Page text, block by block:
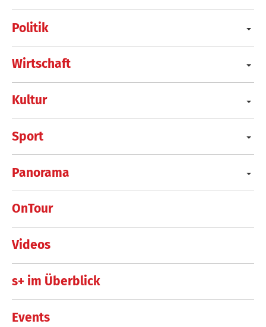
Politik
Wirtschaft
Kultur
Sport
Panorama
OnTour
Videos
s+ im Überblick
Events